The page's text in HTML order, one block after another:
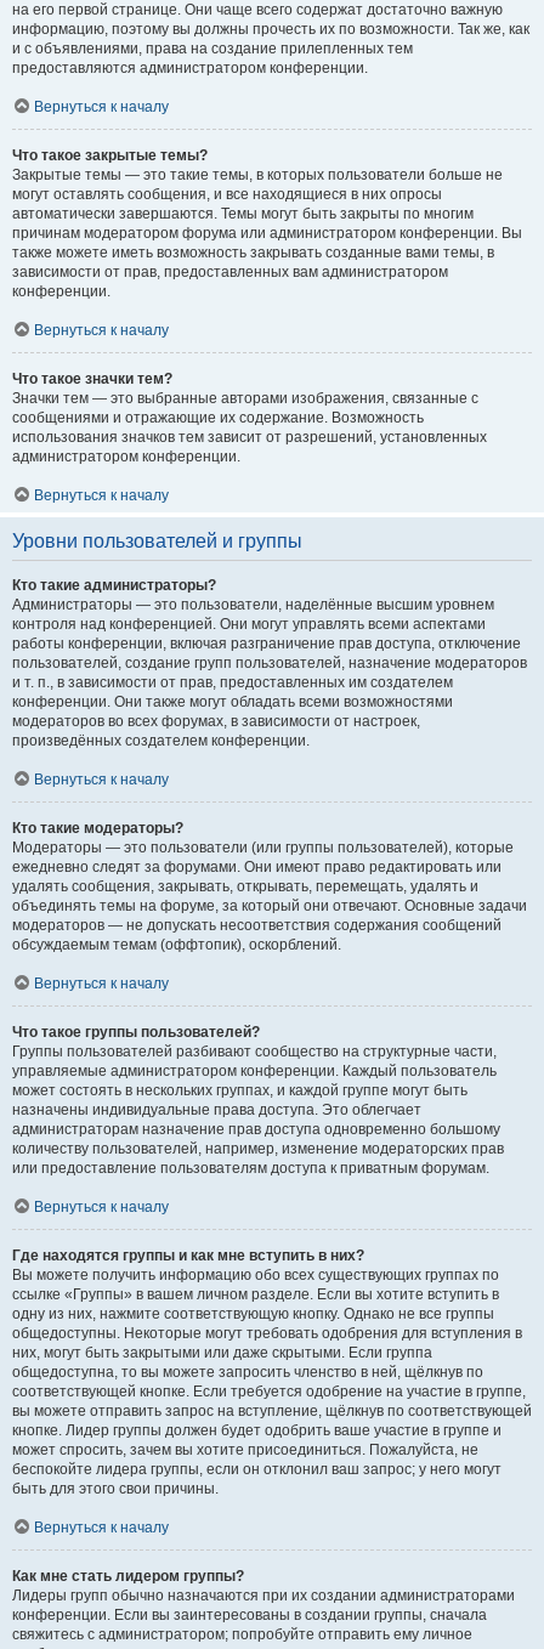
на его первой странице. Они чаще всего содержат достаточно важную
информацию, поэтому вы должны прочесть их по возможности. Так же, как
и с объявлениями, права на создание прилепленных тем
предоставляются администратором конференции.
Вернуться к началу
Что такое закрытые темы?
Закрытые темы — это такие темы, в которых пользователи больше не
могут оставлять сообщения, и все находящиеся в них опросы
автоматически завершаются. Темы могут быть закрыты по многим
причинам модератором форума или администратором конференции. Вы
также можете иметь возможность закрывать созданные вами темы, в
зависимости от прав, предоставленных вам администратором
конференции.
Вернуться к началу
Что такое значки тем?
Значки тем — это выбранные авторами изображения, связанные с
сообщениями и отражающие их содержание. Возможность
использования значков тем зависит от разрешений, установленных
администратором конференции.
Вернуться к началу
Уровни пользователей и группы
Кто такие администраторы?
Администраторы — это пользователи, наделённые высшим уровнем
контроля над конференцией. Они могут управлять всеми аспектами
работы конференции, включая разграничение прав доступа, отключение
пользователей, создание групп пользователей, назначение модераторов
и т. п., в зависимости от прав, предоставленных им создателем
конференции. Они также могут обладать всеми возможностями
модераторов во всех форумах, в зависимости от настроек,
произведённых создателем конференции.
Вернуться к началу
Кто такие модераторы?
Модераторы — это пользователи (или группы пользователей), которые
ежедневно следят за форумами. Они имеют право редактировать или
удалять сообщения, закрывать, открывать, перемещать, удалять и
объединять темы на форуме, за который они отвечают. Основные задачи
модераторов — не допускать несоответствия содержания сообщений
обсуждаемым темам (оффтопик), оскорблений.
Вернуться к началу
Что такое группы пользователей?
Группы пользователей разбивают сообщество на структурные части,
управляемые администратором конференции. Каждый пользователь
может состоять в нескольких группах, и каждой группе могут быть
назначены индивидуальные права доступа. Это облегчает
администраторам назначение прав доступа одновременно большому
количеству пользователей, например, изменение модераторских прав
или предоставление пользователям доступа к приватным форумам.
Вернуться к началу
Где находятся группы и как мне вступить в них?
Вы можете получить информацию обо всех существующих группах по
ссылке «Группы» в вашем личном разделе. Если вы хотите вступить в
одну из них, нажмите соответствующую кнопку. Однако не все группы
общедоступны. Некоторые могут требовать одобрения для вступления в
них, могут быть закрытыми или даже скрытыми. Если группа
общедоступна, то вы можете запросить членство в ней, щёлкнув по
соответствующей кнопке. Если требуется одобрение на участие в группе,
вы можете отправить запрос на вступление, щёлкнув по соответствующей
кнопке. Лидер группы должен будет одобрить ваше участие в группе и
может спросить, зачем вы хотите присоединиться. Пожалуйста, не
беспокойте лидера группы, если он отклонил ваш запрос; у него могут
быть для этого свои причины.
Вернуться к началу
Как мне стать лидером группы?
Лидеры групп обычно назначаются при их создании администраторами
конференции. Если вы заинтересованы в создании группы, сначала
свяжитесь с администратором; попробуйте отправить ему личное